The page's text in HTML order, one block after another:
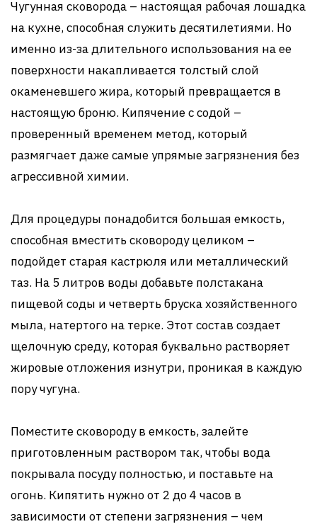
Чугунная сковорода – настоящая рабочая лошадка
на кухне, способная служить десятилетиями. Но
именно из-за длительного использования на ее
поверхности накапливается толстый слой
окаменевшего жира, который превращается в
настоящую броню. Кипячение с содой –
проверенный временем метод, который
размягчает даже самые упрямые загрязнения без
агрессивной химии.
Для процедуры понадобится большая емкость,
способная вместить сковороду целиком –
подойдет старая кастрюля или металлический
таз. На 5 литров воды добавьте полстакана
пищевой соды и четверть бруска хозяйственного
мыла, натертого на терке. Этот состав создает
щелочную среду, которая буквально растворяет
жировые отложения изнутри, проникая в каждую
пору чугуна.
Поместите сковороду в емкость, залейте
приготовленным раствором так, чтобы вода
покрывала посуду полностью, и поставьте на
огонь. Кипятить нужно от 2 до 4 часов в
зависимости от степени загрязнения – чем